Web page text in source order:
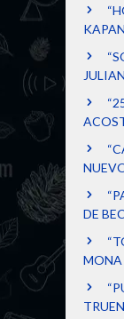
DE
MONA